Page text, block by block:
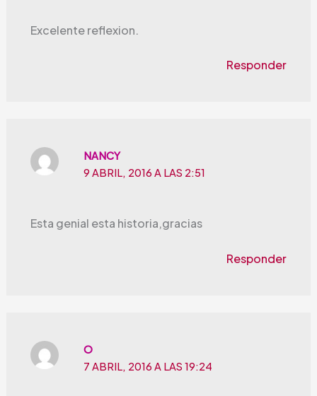
Excelente reflexion.
Responder
NANCY
9 ABRIL, 2016 A LAS 2:51
Esta genial esta historia,gracias
Responder
O
7 ABRIL, 2016 A LAS 19:24